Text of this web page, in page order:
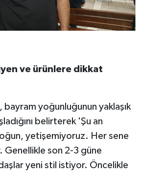
ve ürünlere dikkat
bayram yoğunluğunun yaklaşık
belirterek 'Şu an
yetişemiyoruz. Her sene
Genellikle son 2-3 güne
yeni stil istiyor. Öncelikle